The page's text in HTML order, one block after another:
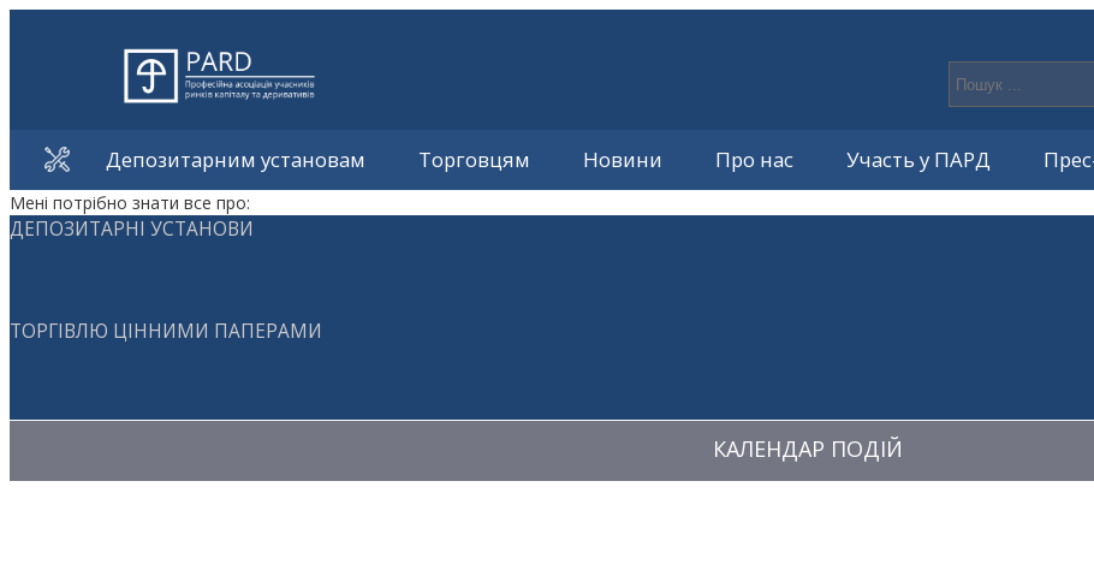
Депозитарним установам Торговцям Новини Про нас Участь у ПАРД
Мені потрібно знати все про:
ДЕПОЗИТАРНІ УСТАНОВИ
ТОРГІВЛЮ ЦІННИМИ ПАПЕРАМИ
КАЛЕНДАР ПОДІЙ